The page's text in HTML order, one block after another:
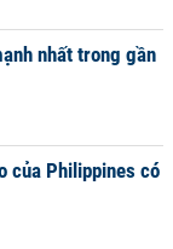
nhất trong gần
của Philippines có